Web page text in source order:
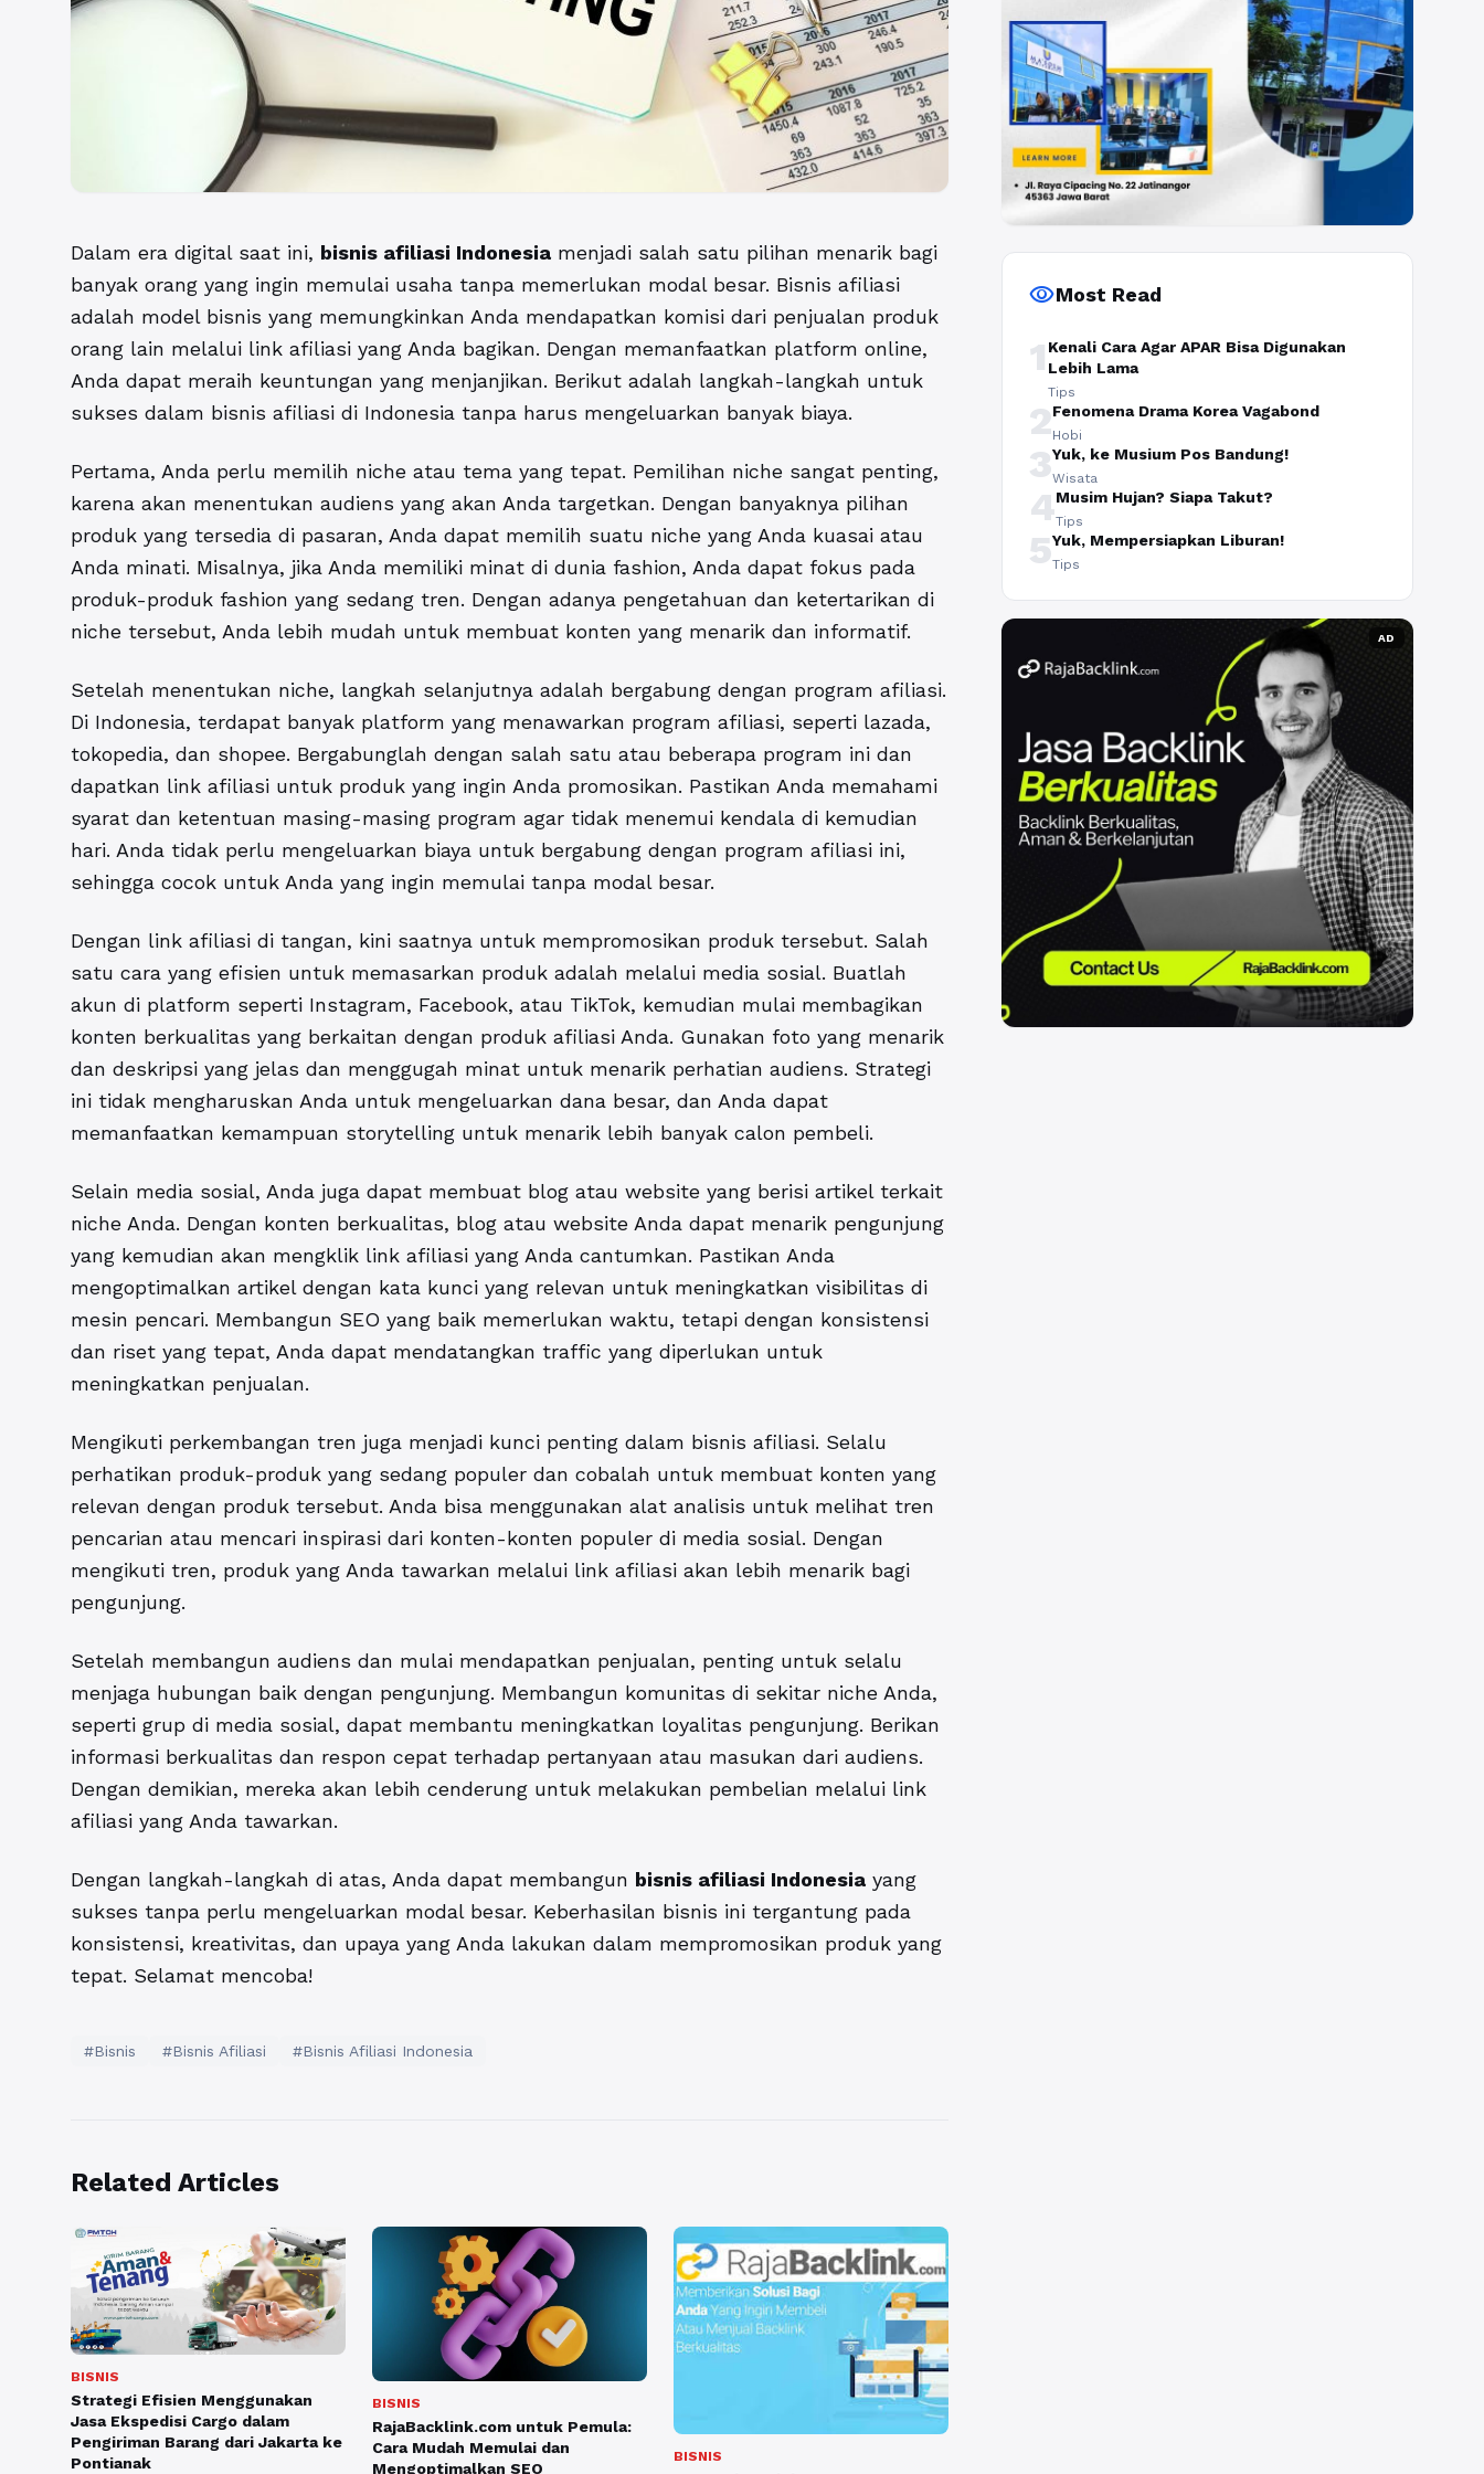
Dalam era digital saat ini, bisnis afiliasi Indonesia menjadi salah satu pilihan menarik bagi
banyak orang yang ingin memulai usaha tanpa memerlukan modal besar. Bisnis afiliasi
adalah model bisnis yang memungkinkan Anda mendapatkan komisi dari penjualan produk
orang lain melalui link afiliasi yang Anda bagikan. Dengan memanfaatkan platform online,
Anda dapat meraih keuntungan yang menjanjikan. Berikut adalah langkah-langkah untuk
sukses dalam bisnis afiliasi di Indonesia tanpa harus mengeluarkan banyak biaya.
Pertama, Anda perlu memilih niche atau tema yang tepat. Pemilihan niche sangat penting,
karena akan menentukan audiens yang akan Anda targetkan. Dengan banyaknya pilihan
produk yang tersedia di pasaran, Anda dapat memilih suatu niche yang Anda kuasai atau
Anda minati. Misalnya, jika Anda memiliki minat di dunia fashion, Anda dapat fokus pada
produk-produk fashion yang sedang tren. Dengan adanya pengetahuan dan ketertarikan di
niche tersebut, Anda lebih mudah untuk membuat konten yang menarik dan informatif.
Setelah menentukan niche, langkah selanjutnya adalah bergabung dengan program afiliasi.
Di Indonesia, terdapat banyak platform yang menawarkan program afiliasi, seperti lazada,
tokopedia, dan shopee. Bergabunglah dengan salah satu atau beberapa program ini dan
dapatkan link afiliasi untuk produk yang ingin Anda promosikan. Pastikan Anda memahami
syarat dan ketentuan masing-masing program agar tidak menemui kendala di kemudian
hari. Anda tidak perlu mengeluarkan biaya untuk bergabung dengan program afiliasi ini,
sehingga cocok untuk Anda yang ingin memulai tanpa modal besar.
Dengan link afiliasi di tangan, kini saatnya untuk mempromosikan produk tersebut. Salah
satu cara yang efisien untuk memasarkan produk adalah melalui media sosial. Buatlah
akun di platform seperti Instagram, Facebook, atau TikTok, kemudian mulai membagikan
konten berkualitas yang berkaitan dengan produk afiliasi Anda. Gunakan foto yang menarik
dan deskripsi yang jelas dan menggugah minat untuk menarik perhatian audiens. Strategi
ini tidak mengharuskan Anda untuk mengeluarkan dana besar, dan Anda dapat
memanfaatkan kemampuan storytelling untuk menarik lebih banyak calon pembeli.
Selain media sosial, Anda juga dapat membuat blog atau website yang berisi artikel terkait
niche Anda. Dengan konten berkualitas, blog atau website Anda dapat menarik pengunjung
yang kemudian akan mengklik link afiliasi yang Anda cantumkan. Pastikan Anda
mengoptimalkan artikel dengan kata kunci yang relevan untuk meningkatkan visibilitas di
mesin pencari. Membangun SEO yang baik memerlukan waktu, tetapi dengan konsistensi
dan riset yang tepat, Anda dapat mendatangkan traffic yang diperlukan untuk
meningkatkan penjualan.
Mengikuti perkembangan tren juga menjadi kunci penting dalam bisnis afiliasi. Selalu
perhatikan produk-produk yang sedang populer dan cobalah untuk membuat konten yang
relevan dengan produk tersebut. Anda bisa menggunakan alat analisis untuk melihat tren
pencarian atau mencari inspirasi dari konten-konten populer di media sosial. Dengan
mengikuti tren, produk yang Anda tawarkan melalui link afiliasi akan lebih menarik bagi
pengunjung.
Setelah membangun audiens dan mulai mendapatkan penjualan, penting untuk selalu
menjaga hubungan baik dengan pengunjung. Membangun komunitas di sekitar niche Anda,
seperti grup di media sosial, dapat membantu meningkatkan loyalitas pengunjung. Berikan
informasi berkualitas dan respon cepat terhadap pertanyaan atau masukan dari audiens.
Dengan demikian, mereka akan lebih cenderung untuk melakukan pembelian melalui link
afiliasi yang Anda tawarkan.
Dengan langkah-langkah di atas, Anda dapat membangun bisnis afiliasi Indonesia yang
sukses tanpa perlu mengeluarkan modal besar. Keberhasilan bisnis ini tergantung pada
konsistensi, kreativitas, dan upaya yang Anda lakukan dalam mempromosikan produk yang
tepat. Selamat mencoba!
#Bisnis #Bisnis Afiliasi #Bisnis Afiliasi Indonesia
Related Articles
BISNIS
Strategi Efisien Menggunakan
Jasa Ekspedisi Cargo dalam
Pengiriman Barang dari Jakarta ke
Pontianak
BISNIS
RajaBacklink.com untuk Pemula:
Cara Mudah Memulai dan
Mengoptimalkan SEO
BISNIS
visibilityMost Read
1 Kenali Cara Agar APAR Bisa Digunakan
Lebih Lama
Tips
2Fenomena Drama Korea Vagabond
Hobi
3Yuk, ke Musium Pos Bandung!
Wisata
4Musim Hujan? Siapa Takut?
Tips
5Yuk, Mempersiapkan Liburan!
Tips
AD